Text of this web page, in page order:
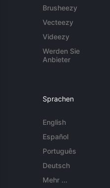
Brusheezy
Vecteezy
Videezy
Werden Sie
Anbieter
Sprachen
English
Español
Português
Deutsch
Mehr ...